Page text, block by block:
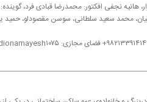
هانیه نجفی افكتور: محمدرضا قبادی فرد،
محمد سعید سلطانی، سوسن مقصودلو، حمید